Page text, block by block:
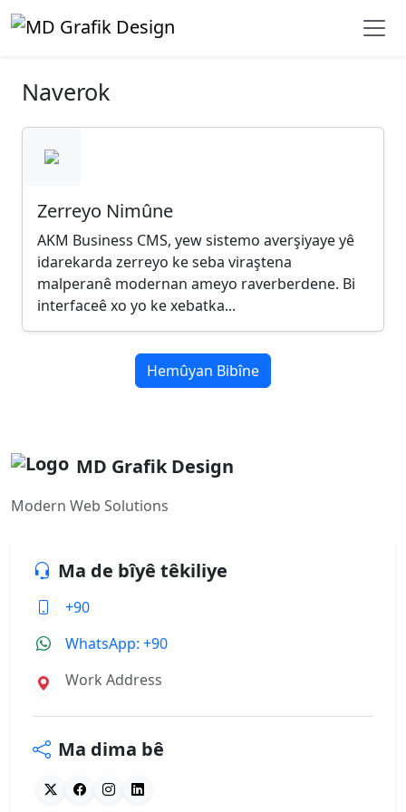
Naverok
Zerreyo Nimûne
AKM Business CMS, yew sistemo averşiyaye yê
idarekarda zerreyo ke seba viraştena
malperanê modernan ameyo raverberdene. Bi
interfaceê xo yo ke xebatka...
Hemûyan Bibîne
MD Grafik Design
Modern Web Solutions
Ma de bîyê têkiliye
+90
WhatsApp: +90
Work Address
Ma dima bê